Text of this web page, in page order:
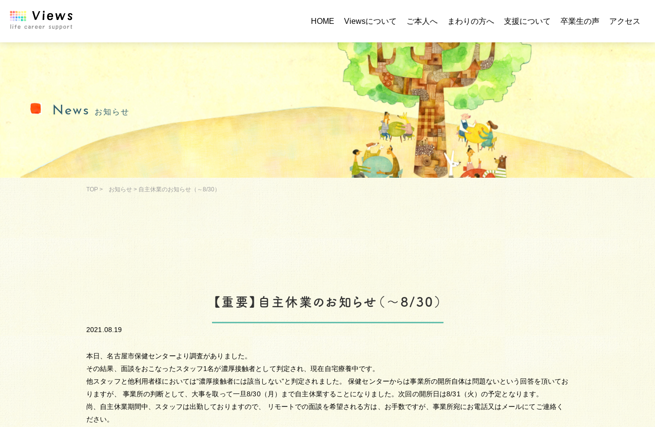
HOME Viewsについて ご本人へ まわりの方へ 支援について 卒業生の声 アクセス
News お知らせ
TOP > お知らせ > 自主休業のお知らせ（～8/30）
【重要】自主休業のお知らせ（～8/30）
2021.08.19
本日、名古屋市保健センターより調査がありました。
その結果、面談をおこなったスタッフ1名が濃厚接触者として判定され、現在自宅療養中です。
他スタッフと他利用者様においては”濃厚接触者には該当しない”と判定されました。 保健センターからは事業所の開所自体は問題ないという回答を頂いてお
りますが、 事業所の判断として、大事を取って一旦8/30（月）まで自主休業することになりました。次回の開所日は8/31（火）の予定となります。
尚、自主休業期間中、スタッフは出勤しておりますので、 リモートでの面談を希望される方は、お手数ですが、事業所宛にお電話又はメールにてご連絡く
ださい。